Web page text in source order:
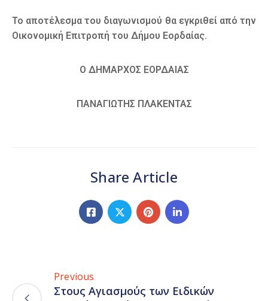
Το αποτέλεσμα του διαγωνισμού θα εγκριθεί από την
Οικονομική Επιτροπή του Δήμου Εορδαίας.
Ο ΔΗΜΑΡΧΟΣ ΕΟΡΔΑΙΑΣ
ΠΑΝΑΓΙΩΤΗΣ ΠΛΑΚΕΝΤΑΣ
Share Article
Previous
Στους Αγιασμούς των Ειδικών